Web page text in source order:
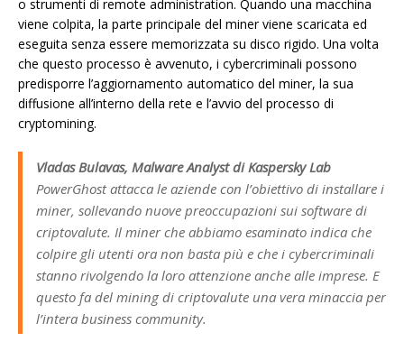
o strumenti di remote administration. Quando una macchina
viene colpita, la parte principale del miner viene scaricata ed
eseguita senza essere memorizzata su disco rigido. Una volta
che questo processo è avvenuto, i cybercriminali possono
predisporre l’aggiornamento automatico del miner, la sua
diffusione all’interno della rete e l’avvio del processo di
cryptomining.
Vladas Bulavas, Malware Analyst di Kaspersky Lab
PowerGhost attacca le aziende con l’obiettivo di installare i
miner, sollevando nuove preoccupazioni sui software di
criptovalute. Il miner che abbiamo esaminato indica che
colpire gli utenti ora non basta più e che i cybercriminali
stanno rivolgendo la loro attenzione anche alle imprese. E
questo fa del mining di criptovalute una vera minaccia per
l’intera business community.